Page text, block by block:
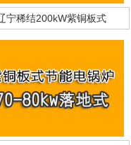
宁稀结200kW紫铜板式